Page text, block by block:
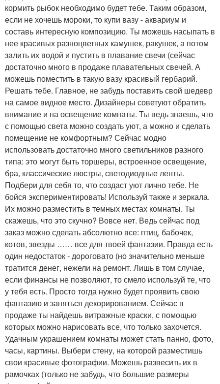
кормить рыбок необходимо будет тебе. Таким образом,
если не хочешь мороки, то купи вазу - аквариум и
составь интересную композицию. Ты можешь насыпать в
нее красивых разноцветных камушек, ракушек, а потом
залить их водой и пустить в плавание свечи (сейчас
достаточно много в продаже плавательных свечей. А
можешь поместить в такую вазу красивый гербарий.
Решать тебе. Главное, не забудь поставить свой шедевр
на самое видное место. Дизайнеры советуют обратить
внимание и на освещение комнаты. Ты ведь знаешь, что
с помощью света можно создать уют, а можно и сделать
помещение не комфортным? Сейчас модно
использовать достаточно много светильников разного
типа: это могут быть торшеры, встроенное освещение,
бра, классические люстры, светодиодные ленты.
Подбери для себя то, что создаст уют лично тебе. Не
бойся экспериментировать! Используй также и зеркала.
Их можно разместить в темных местах комнаты. Ты
скажешь, что это скучно? Вовсе нет. Ведь сейчас под
заказ можно сделать абсолютно все: птиц, бабочек,
котов, звезды …… все для твоей фантазии. Правда есть
один недостаток - дороговато (но значительно меньше
тратится денег, нежели на ремонт. Лишь в том случае,
если финансы не позволяют, то смело используй те, что
у тебя есть. Просто тогда нужно будет проявить свою
фантазию и заняться декорированием. Сейчас в
продаже ты найдешь витражные краски, с помощью
которых можно нарисовать все, что только захочется.
Удачным украшением комнаты может стать панно, фото,
часы, картины. Выбери стену, на которой разместишь
свои красивые фотографии. Можешь развесить их в
рамочках (только не забудь, что большие размеры